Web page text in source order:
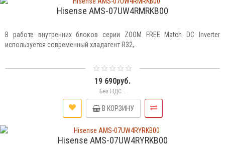
Hisense AMS-07UW4RMRKB00
В работе внутренних блоков серии ZOOM FREE Match DC Inverter
используется современный хладагент R32,..
19 690руб.
Без НДС: .
В КОРЗИНУ
Hisense AMS-07UW4RYRKB00